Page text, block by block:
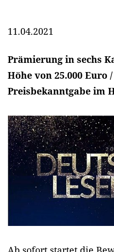
11.04.2021
Prämierung in sechs
Höhe von 25.000 Euro
Preisbekanntgabe im